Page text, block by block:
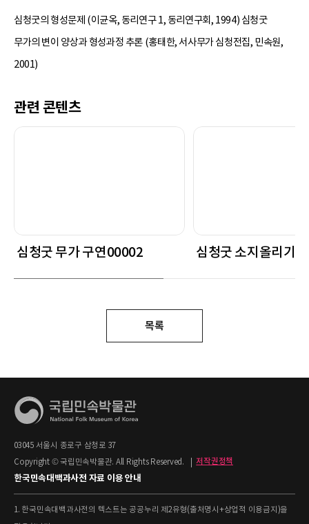
심청굿의 형성문제 (이균옥, 동리연구 1, 동리연구회, 1994) 심청굿
무가의 변이 양상과 형성과정 추론 (홍태한, 서사무가 심청전집, 민속원,
2001)
관련 콘텐츠
심청굿 무가 구연00002 심청굿 소지올리기
목록
03045 서울시 종로구 삼청로 37
Copyright © 국립민속박물관. All Rights Reserved.
저작권정책
한국민속대백과사전 자료 이용 안내
1. 한국민속대백과사전의 텍스트는 공공누리 제2유형(출처명시+상업적 이용금지)을